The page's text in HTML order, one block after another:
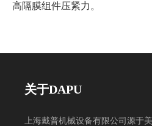
高隔膜组件压紧力。
关于DAPU
上海戴普机械设备有限公司源于